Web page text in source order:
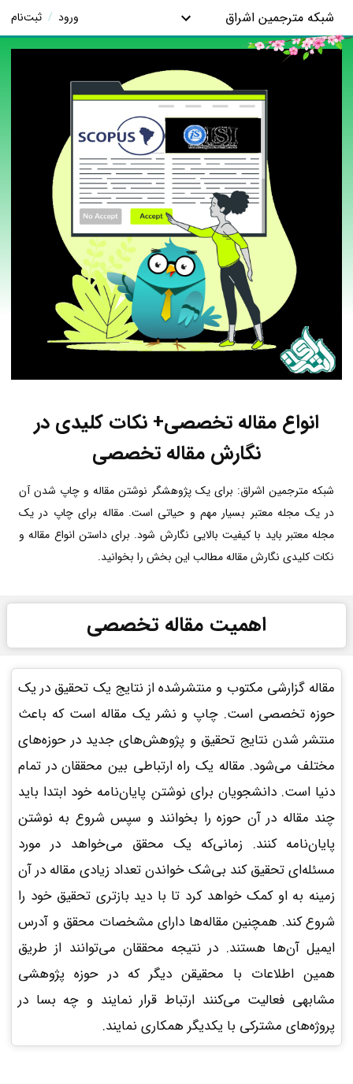
شبکه مترجمین اشراق ورود / ثبت‌نام
انواع مقاله تخصصی+ نکات کلیدی در
نگارش مقاله تخصصی
شبکه مترجمین اشراق: برای یک پژوهشگر نوشتن مقاله و چاپ شدن آن
در یک مجله معتبر بسیار مهم و حیاتی است. مقاله برای چاپ در یک
مجله معتبر باید با کیفیت بالایی نگارش شود. برای داستن انواع مقاله و
نکات کلیدی نگارش مقاله مطالب این بخش را بخوانید.
اهمیت مقاله تخصصی
مقاله گزارشی مکتوب و منتشرشده از نتایج یک تحقیق در یک
حوزه تخصصی است. چاپ و نشر یک مقاله است که باعث
منتشر شدن نتایج تحقیق و پژوهش‌های جدید در حوزه‌های
مختلف می‌شود. مقاله یک راه ارتباطی بین محققان در تمام
دنیا است. دانشجویان برای نوشتن پایان‌نامه خود ابتدا باید
چند مقاله در آن حوزه را بخوانند و سپس شروع به نوشتن
پایان‌نامه کنند. زمانی‌که یک محقق می‌خواهد در مورد
مسئله‌ای تحقیق کند بی‌شک خواندن تعداد زیادی مقاله در آن
زمینه به او کمک خواهد کرد تا با دید بازتری تحقیق خود را
شروع کند. همچنین مقاله‌ها دارای مشخصات محقق و آدرس
ایمیل آن‌ها هستند. در نتیجه محققان می‌توانند از طریق
همین اطلاعات با محقیقن دیگر که در حوزه پژوهشی
مشابهی فعالیت می‌کنند ارتباط قرار نمایند و چه بسا در
پروژه‌های مشترکی با یکدیگر همکاری نمایند.